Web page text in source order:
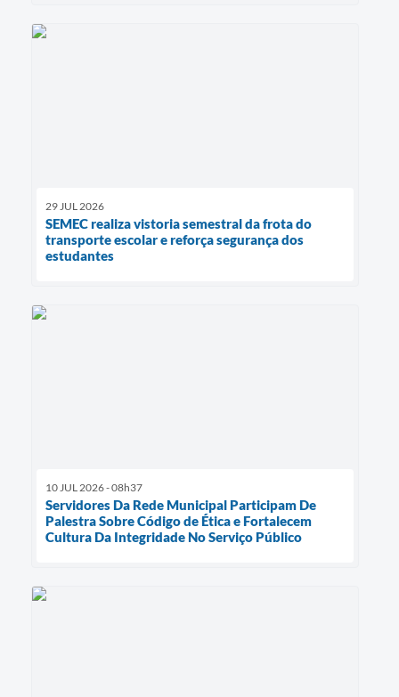
29 JUL 2026
SEMEC realiza vistoria semestral da frota do
transporte escolar e reforça segurança dos
estudantes
10 JUL 2026 - 08h37
Servidores Da Rede Municipal Participam De
Palestra Sobre Código de Ética e Fortalecem
Cultura Da Integridade No Serviço Público